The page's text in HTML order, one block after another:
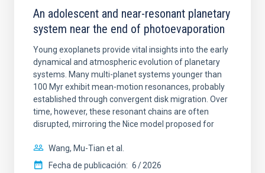
An adolescent and near-resonant planetary
system near the end of photoevaporation
Young exoplanets provide vital insights into the early
dynamical and atmospheric evolution of planetary
systems. Many multi-planet systems younger than
100 Myr exhibit mean-motion resonances, probably
established through convergent disk migration. Over
time, however, these resonant chains are often
disrupted, mirroring the Nice model proposed for
Wang, Mu-Tian et al.
Fecha de publicación: 6 2026